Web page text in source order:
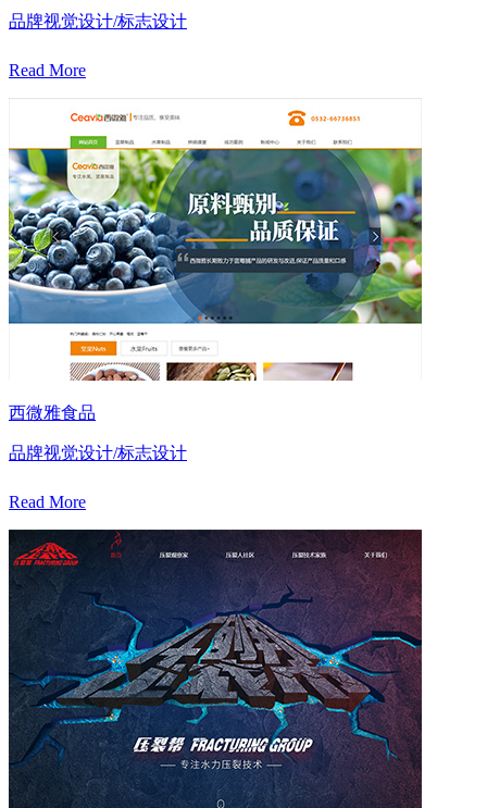
品牌视觉设计/标志设计
Read More
西微雅食品
品牌视觉设计/标志设计
Read More